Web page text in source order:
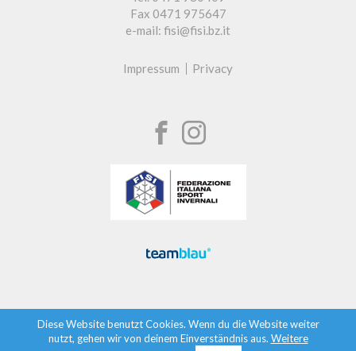
Fax 0471 975647
e-mail: fisi@fisi.bz.it
Impressum Privacy
Diese Website benutzt Cookies. Wenn du die Website weiter
nutzt, gehen wir von deinem Einverständnis aus. Weitere